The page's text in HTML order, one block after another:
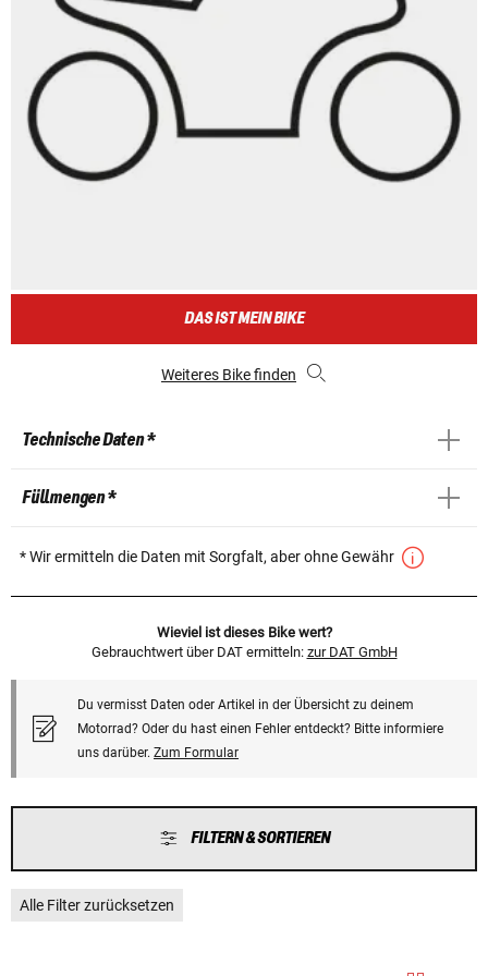
DAS IST MEIN BIKE
Weiteres Bike finden
Technische Daten *
Füllmengen *
* Wir ermitteln die Daten mit Sorgfalt, aber ohne Gewähr
Wieviel ist dieses Bike wert?
Gebrauchtwert über DAT ermitteln: zur DAT GmbH
Du vermisst Daten oder Artikel in der Übersicht zu deinem
Motorrad? Oder du hast einen Fehler entdeckt? Bitte informiere
uns darüber. Zum Formular
FILTERN & SORTIEREN
Alle Filter zurücksetzen